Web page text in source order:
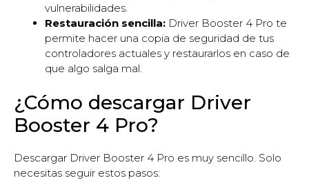
vulnerabilidades.
Restauración sencilla: Driver Booster 4 Pro te
permite hacer una copia de seguridad de tus
controladores actuales y restaurarlos en caso de
que algo salga mal.
¿Cómo descargar Driver
Booster 4 Pro?
Descargar Driver Booster 4 Pro es muy sencillo. Solo
necesitas seguir estos pasos: